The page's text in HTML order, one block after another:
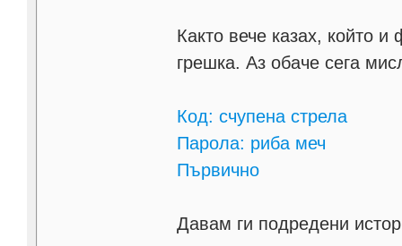
Както вече казах, който
грешка. Аз обаче сега
Код: счупена стрела
Парола: риба меч
Първично
Давам ги подредени